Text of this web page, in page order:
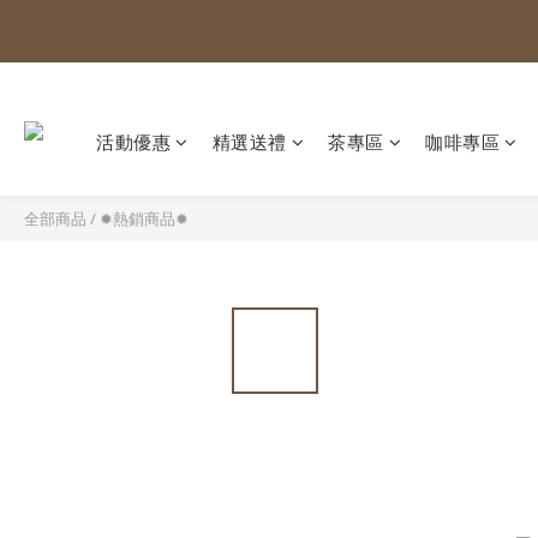
活動優惠 精選送禮 茶專區 咖啡專區
全部商品 / ✹熱銷商品✹